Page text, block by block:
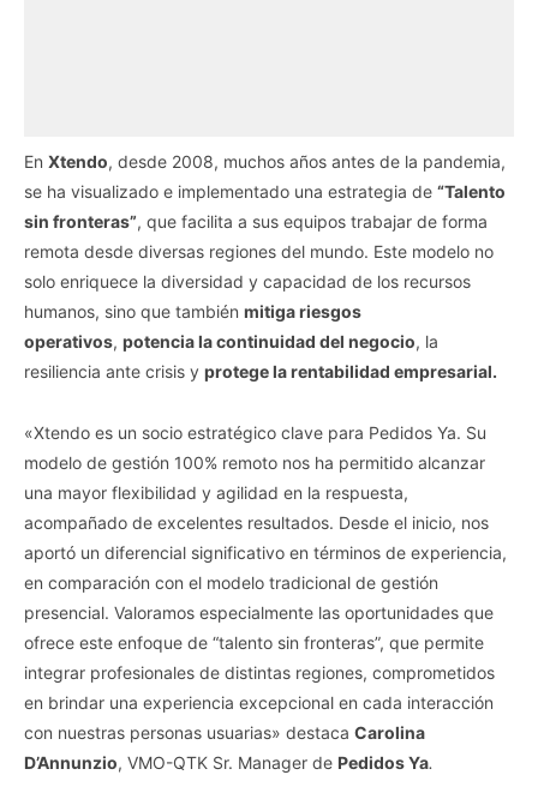
En Xtendo, desde 2008, muchos años antes de la pandemia,
se ha visualizado e implementado una estrategia de “Talento
sin fronteras”, que facilita a sus equipos trabajar de forma
remota desde diversas regiones del mundo. Este modelo no
solo enriquece la diversidad y capacidad de los recursos
humanos, sino que también mitiga riesgos
operativos, potencia la continuidad del negocio, la
resiliencia ante crisis y protege la rentabilidad empresarial.
«Xtendo es un socio estratégico clave para Pedidos Ya. Su
modelo de gestión 100% remoto nos ha permitido alcanzar
una mayor flexibilidad y agilidad en la respuesta,
acompañado de excelentes resultados. Desde el inicio, nos
aportó un diferencial significativo en términos de experiencia,
en comparación con el modelo tradicional de gestión
presencial. Valoramos especialmente las oportunidades que
ofrece este enfoque de “talento sin fronteras”, que permite
integrar profesionales de distintas regiones, comprometidos
en brindar una experiencia excepcional en cada interacción
con nuestras personas usuarias» destaca Carolina
D’Annunzio, VMO-QTK Sr. Manager de Pedidos Ya.